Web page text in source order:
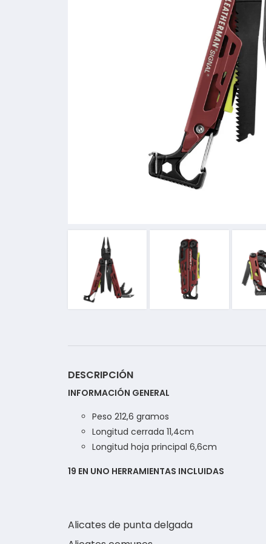
DESCRIPCIÓN
INFORMACIÓN GENERAL
Peso 212,6 gramos
Longitud cerrada 11,4cm
Longitud hoja principal 6,6cm
19 EN UNO HERRAMIENTAS INCLUIDAS
Alicates de punta delgada